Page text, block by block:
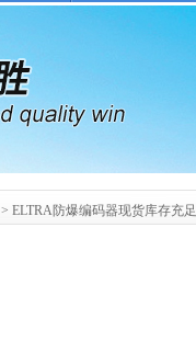
> ELTRA防爆编码器现货库存充足